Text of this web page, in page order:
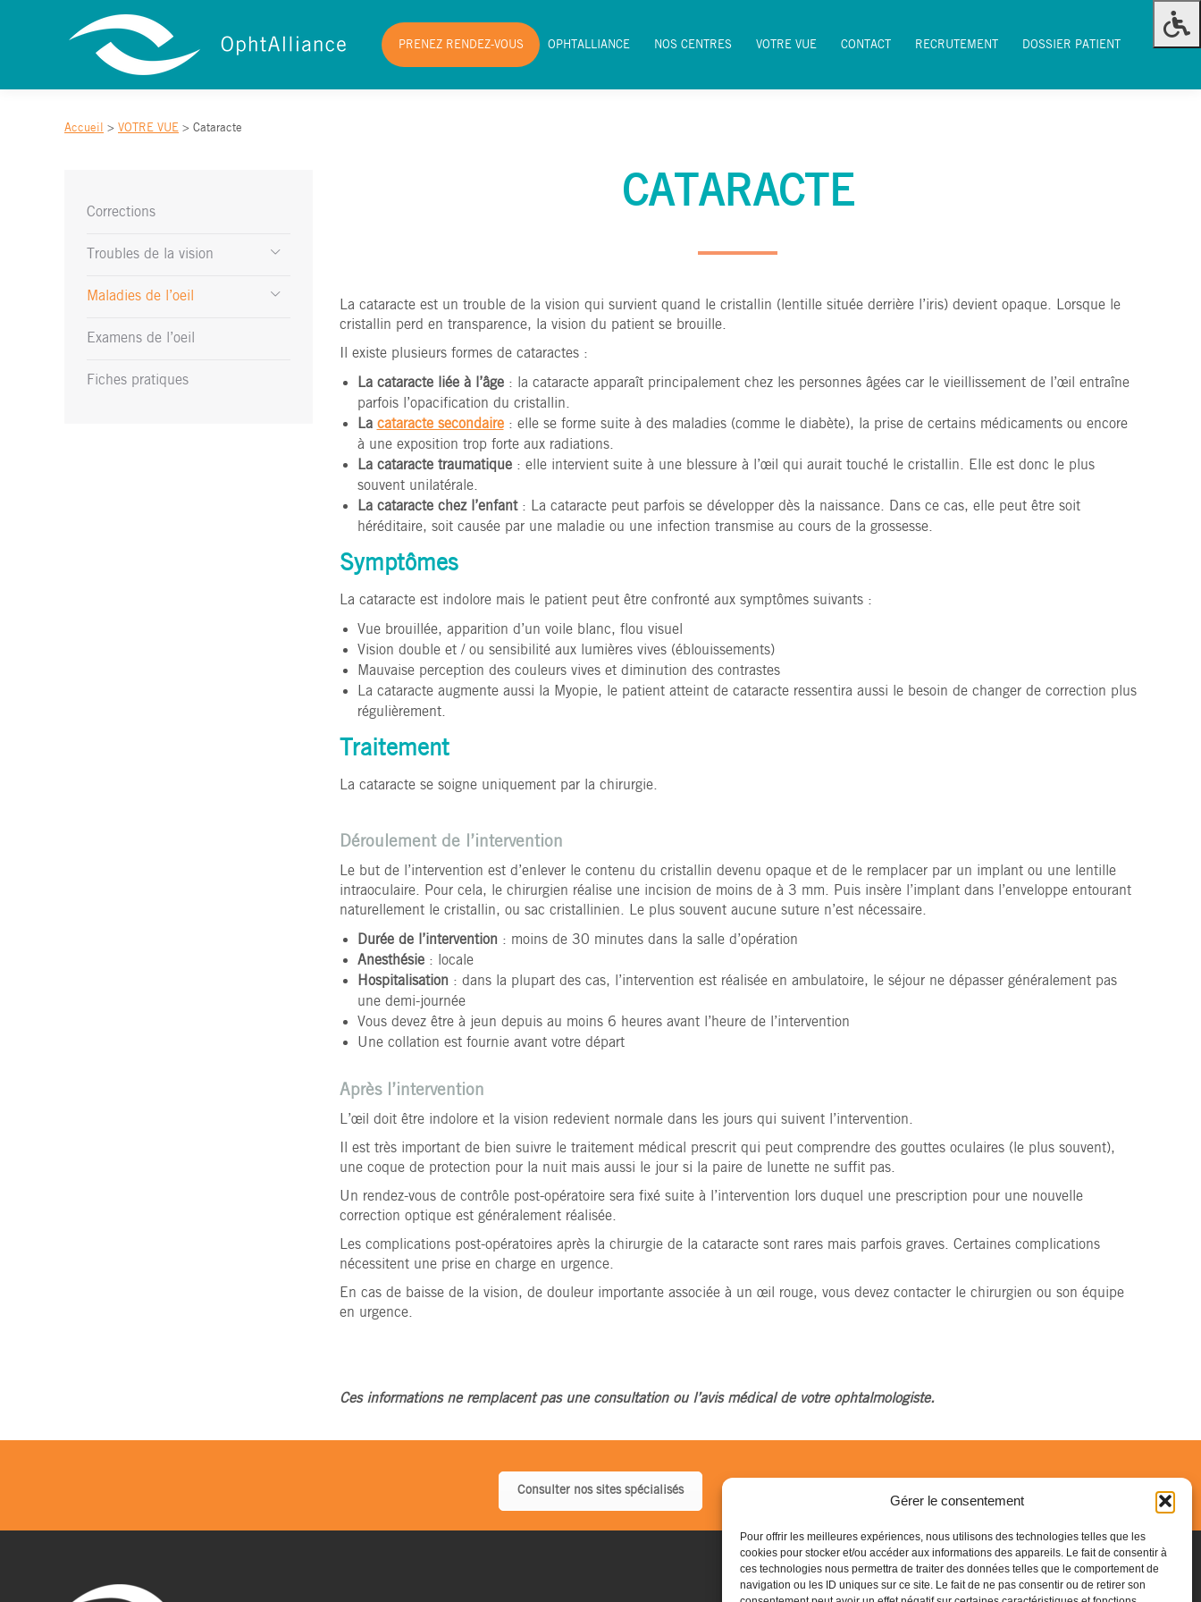
Gérer le consentement
Pour offrir les meilleures expériences, nous utilisons des technologies telles que les
cookies pour stocker et/ou accéder aux informations des appareils. Le fait de consentir à
ces technologies nous permettra de traiter des données telles que le comportement de
navigation ou les ID uniques sur ce site. Le fait de ne pas consentir ou de retirer son
PRENEZ RENDEZ-VOUS OPHTALLIANCE NOS CENTRES VOTRE VUE CONTACT RECRUTEMENT DOSSIER PATIENT
Accueil > VOTRE VUE > Cataracte
Corrections
Troubles de la vision
Maladies de l’oeil
Examens de l’oeil
Fiches pratiques
CATARACTE
La cataracte est un trouble de la vision qui survient quand le cristallin (lentille située derrière l’iris) devient opaque. Lorsque le
cristallin perd en transparence, la vision du patient se brouille.
Il existe plusieurs formes de cataractes :
La cataracte liée à l’âge: la cataracte apparaît principalement chez les personnes âgées car le vieillissement de l’œil entraîne
parfois l’opacification du cristallin.
La cataracte secondaire: elle se forme suite à des maladies (comme le diabète), la prise de certains médicaments ou encore
à une exposition trop forte aux radiations.
La cataracte traumatique: elle intervient suite à une blessure à l’œil qui aurait touché le cristallin. Elle est donc le plus
souvent unilatérale.
La cataracte chez l’enfant: La cataracte peut parfois se développer dès la naissance. Dans ce cas, elle peut être soit
héréditaire, soit causée par une maladie ou une infection transmise au cours de la grossesse.
Symptômes
La cataracte est indolore mais le patient peut être confronté aux symptômes suivants :
Vue brouillée, apparition d’un voile blanc, flou visuel
Vision double et / ou sensibilité aux lumières vives (éblouissements)
Mauvaise perception des couleurs vives et diminution des contrastes
La cataracte augmente aussi la Myopie, le patient atteint de cataracte ressentira aussi le besoin de changer de correction plus
régulièrement.
Traitement
La cataracte se soigne uniquement par la chirurgie.
Déroulement de l’intervention
Le but de l’intervention est d’enlever le contenu du cristallin devenu opaque et de le remplacer par un implant ou une lentille
intraoculaire. Pour cela, le chirurgien réalise une incision de moins de à 3 mm. Puis insère l’implant dans l’enveloppe entourant
naturellement le cristallin, ou sac cristallinien. Le plus souvent aucune suture n’est nécessaire.
Durée de l’intervention : moins de 30 minutes dans la salle d’opération
Anesthésie: locale
Hospitalisation : dans la plupart des cas, l’intervention est réalisée en ambulatoire, le séjour ne dépasser généralement pas
une demi-journée
Vous devez être à jeun depuis au moins 6 heures avant l’heure de l’intervention
Une collation est fournie avant votre départ
Après l’intervention
L’œil doit être indolore et la vision redevient normale dans les jours qui suivent l’intervention.
Il est très important de bien suivre le traitement médical prescrit qui peut comprendre des gouttes oculaires (le plus souvent),
une coque de protection pour la nuit mais aussi le jour si la paire de lunette ne suffit pas.
Un rendez-vous de contrôle post-opératoire sera fixé suite à l’intervention lors duquel une prescription pour une nouvelle
correction optique est généralement réalisée.
Les complications post-opératoires après la chirurgie de la cataracte sont rares mais parfois graves. Certaines complications
nécessitent une prise en charge en urgence.
En cas de baisse de la vision, de douleur importante associée à un œil rouge, vous devez contacter le chirurgien ou son équipe
en urgence.
Ces informations ne remplacent pas une consultation ou l’avis médical de votre ophtalmologiste.
Consulter nos sites spécialisés